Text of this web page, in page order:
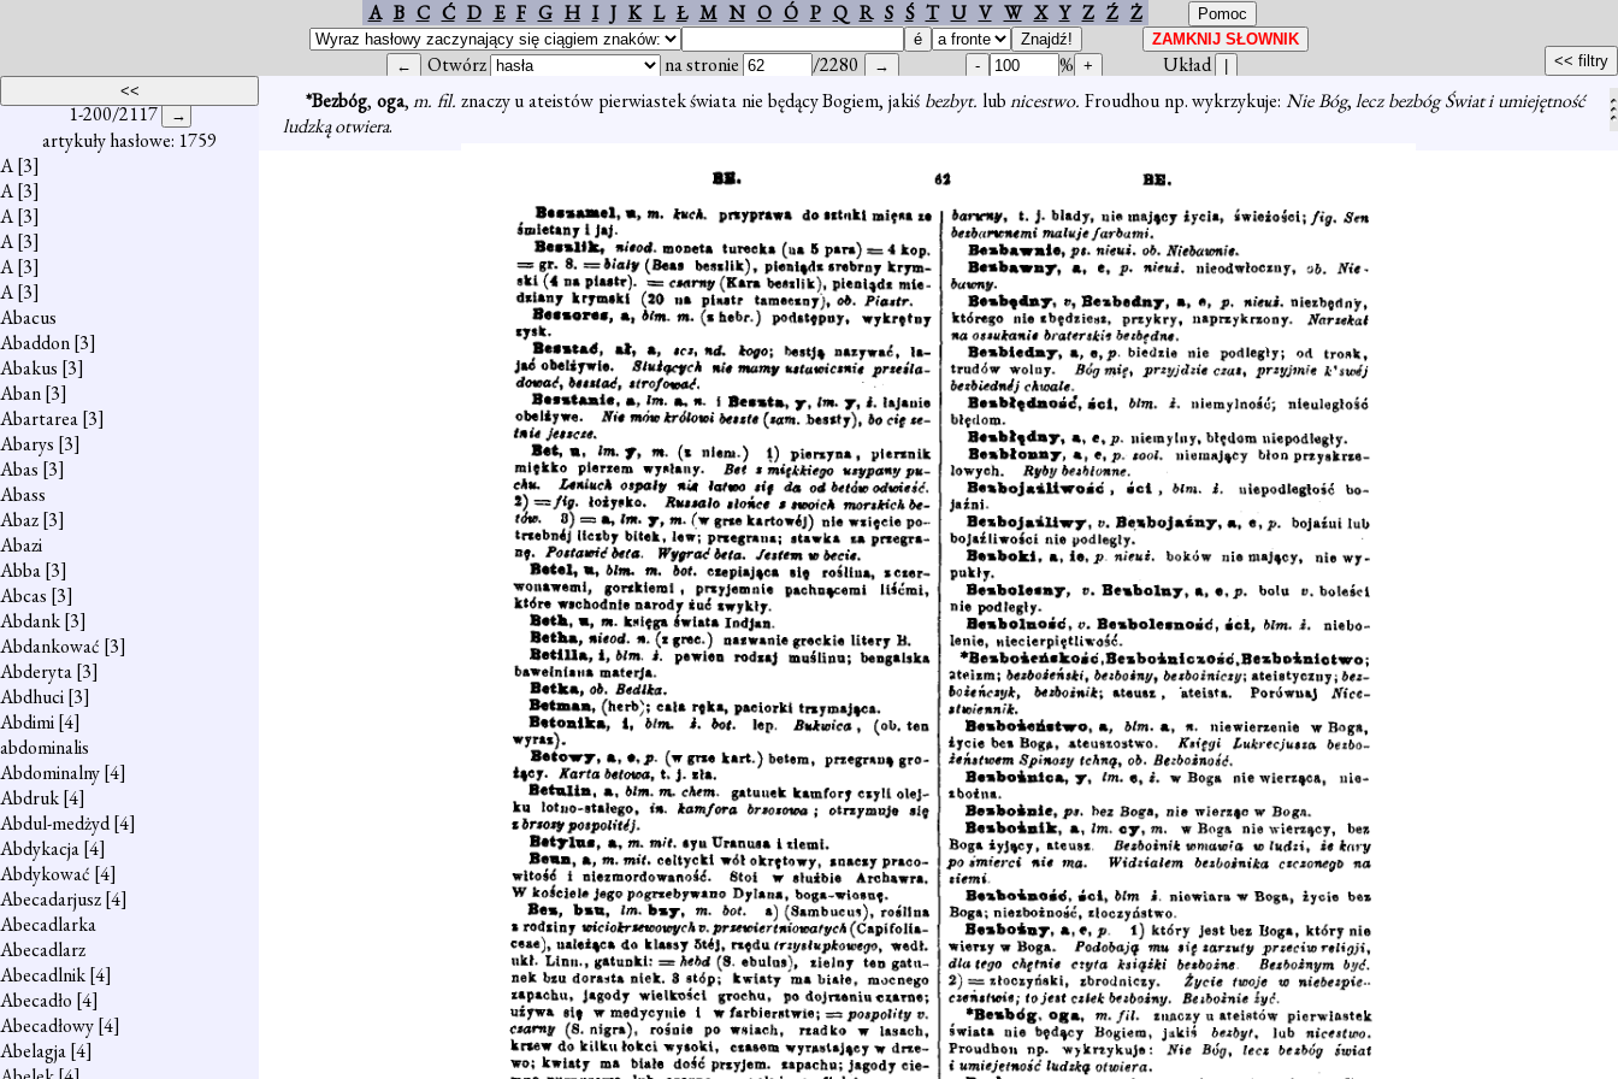
A B C Ć D E F G H I J K L Ł M N O Ó P Q R S Ś T U V W X Y Z Ź Ż
Otwórz na stronie /2280 %
Układ
1-200/2117
artykuły hasłowe: 1759
A[3]
A[3]
A[3]
A[3]
A[3]
A[3]
Abacus
Abaddon[3]
Abakus [3]
Aban[3]
Abartarea[3]
Abarys [3]
Abas [3]
Abass
Abaz[3]
Abazi
Abba[3]
Abcas [3]
Abdank[3]
Abdankować [3]
Abderyta[3]
Abdhuci[3]
Abdimi[4]
abdominalis
Abdominalny[4]
Abdruk[4]
Abdul-medżyd[4]
Abdykacja[4]
Abdykować [4]
Abecadarjusz[4]
Abecadlarka
Abecadlarz
Abecadlnik[4]
Abecadło [4]
Abecadłowy[4]
Abelagja[4]
*Bezbóg, oga,m. fil. znaczy u ateistów pierwiastek świata nie będący Bogiem, jakiś bezbyt. lubnicestwo. Froudhou np. wykrzykuje: Nie Bóg,lecz bezbóg Świat i umiejętność
ludzką otwiera.